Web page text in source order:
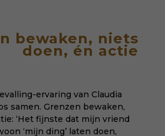
bewaken, niets
doen, én actie
ervaring van Claudia
samen. Grenzen bewaken,
‘Het fijnste dat mijn vriend
‘mijn ding’ laten doen,